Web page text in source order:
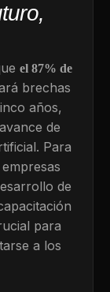
el 87% de
brechas
años,
de
Para
de
para
a los